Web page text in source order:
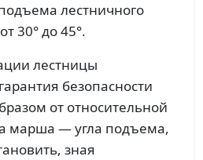
лестничного
30° до 45°.
лестницы
безопасности
от относительной
марша — угла подъема,
зная